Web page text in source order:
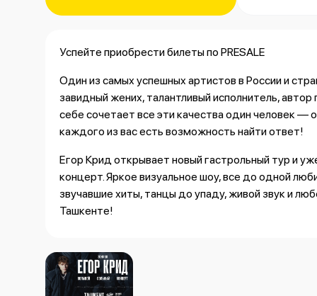
Успейте приобрести билеты по PRESALE
Один из самых успешных артистов в России и
завидный жених, талантливый исполнитель, автор
себе сочетает все эти качества один человек —
каждого из вас есть возможность найти ответ!
Егор Крид открывает новый гастрольный тур и
концерт. Яркое визуальное шоу, все до одной
звучавшие хиты, танцы до упаду, живой звук и
Ташкенте!